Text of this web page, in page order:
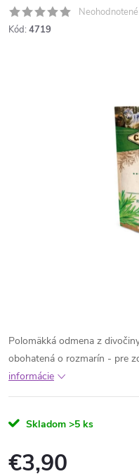
Neohodnotené
Kód: 4719
Polomäkká odmena z
obohatená o rozmarín - pre
informácie
Skladom >5 ks
€3,90